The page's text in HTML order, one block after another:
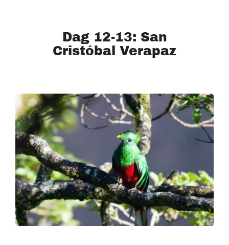
Dag 12-13: San
Cristóbal Verapaz